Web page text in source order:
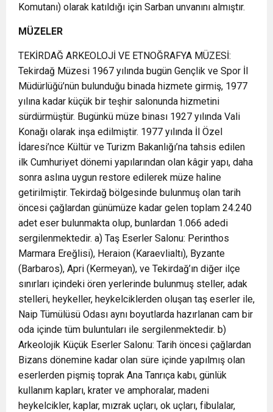
Komutanı) olarak katıldığı için Sarban unvanını almıştır.
MÜZELER
TEKİRDAĞ ARKEOLOJİ VE ETNOĞRAFYA MÜZESİ:
Tekirdağ Müzesi 1967 yılında bugün Gençlik ve Spor İl
Müdürlüğü’nün bulunduğu binada hizmete girmiş, 1977
yılına kadar küçük bir teşhir salonunda hizmetini
sürdürmüştür. Bugünkü müze binası 1927 yılında Vali
Konağı olarak inşa edilmiştir. 1977 yılında İl Özel
İdaresi’nce Kültür ve Turizm Bakanlığı’na tahsis edilen
ilk Cumhuriyet dönemi yapılarından olan kâgir yapı, daha
sonra aslına uygun restore edilerek müze haline
getirilmiştir. Tekirdağ bölgesinde bulunmuş olan tarih
öncesi çağlardan günümüze kadar gelen toplam 24.240
adet eser bulunmakta olup, bunlardan 1.066 adedi
sergilenmektedir. a) Taş Eserler Salonu: Perinthos
Marmara Ereğlisi), Heraion (Karaevlialtı), Byzante
(Barbaros), Apri (Kermeyan), ve Tekirdağ’ın diğer ilçe
sınırları içindeki ören yerlerinde bulunmuş steller, adak
stelleri, heykeller, heykelciklerden oluşan taş eserler ile,
Naip Tümülüsü Odası aynı boyutlarda hazırlanan cam bir
oda içinde tüm buluntuları ile sergilenmektedir. b)
Arkeolojik Küçük Eserler Salonu: Tarih öncesi çağlardan
Bizans dönemine kadar olan süre içinde yapılmış olan
eserlerden pişmiş toprak Ana Tanrıça kabı, günlük
kullanım kapları, krater ve amphoralar, madeni
heykelcikler, kaplar, mızrak uçları, ok uçları, fibulalar,